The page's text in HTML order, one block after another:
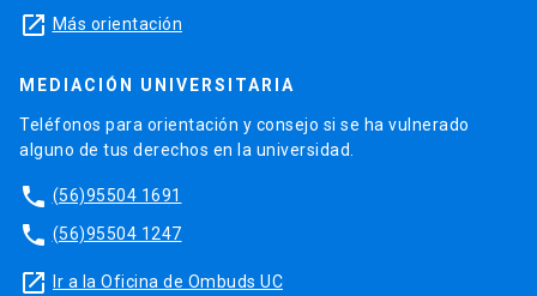
launch Más orientación
MEDIACIÓN UNIVERSITARIA
Teléfonos para orientación y consejo si se ha vulnerado
alguno de tus derechos en la universidad.
phone (56)95504 1691
phone (56)95504 1247
launch Ir a la Oficina de Ombuds UC